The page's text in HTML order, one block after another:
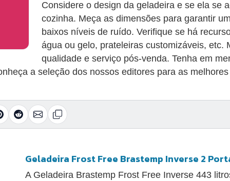
Considere o design da geladeira e se ela se
cozinha. Meça as dimensões para garantir
baixos níveis de ruído. Verifique se há
água ou gelo, prateleiras customizáveis, etc.
qualidade e serviço pós-venda. Tenha em
a seleção dos nossos editores para as
Geladeira Frost Free Brastemp Inverse 2
A Geladeira Brastemp Frost Free Inverse 443